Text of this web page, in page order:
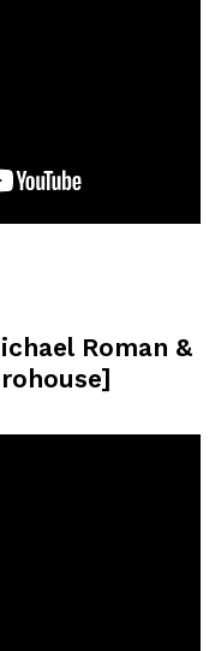
Roman &